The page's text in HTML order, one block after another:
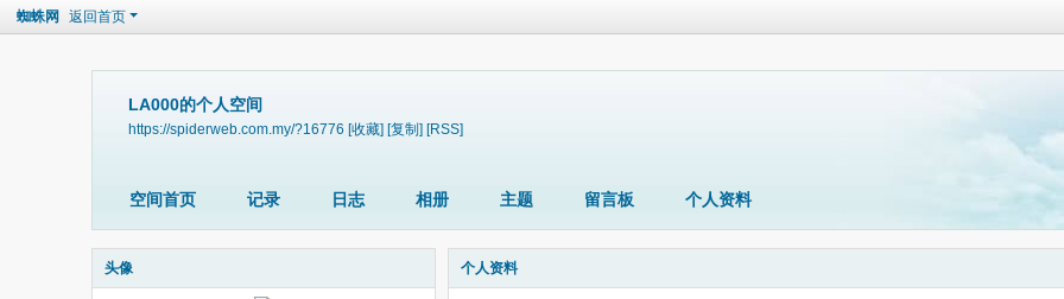
蜘蛛网 返回首页
LA000的个人空间
https://spiderweb.com.my/?16776 [收藏] [复制] [RSS]
空间首页 记录 日志 相册 主题 留言板 个人资料
头像 个人资料